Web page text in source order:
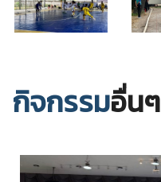
กิจกรรมอื่นๆ